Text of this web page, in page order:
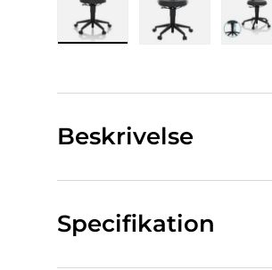
Beskrivelse
Specifikation